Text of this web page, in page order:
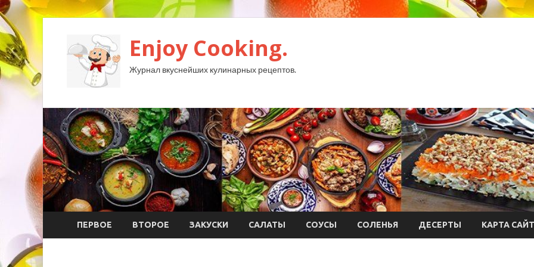
Enjoy Cooking.
Журнал вкуснейших кулинарных рецептов.
ПЕРВОЕ ВТОРОЕ ЗАКУСКИ САЛАТЫ СОУСЫ СОЛЕНЬЯ ДЕСЕРТЫ КАРТА